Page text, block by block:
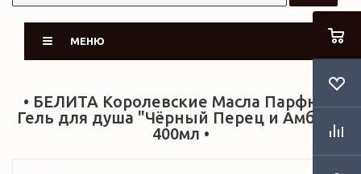
МЕНЮ
• БЕЛИТА Королевские Масла Парфюм-
Гель для душа "Чёрный Перец и Амбра",
400мл •